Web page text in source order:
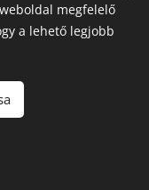
hazaköltözés?
megfelelő
a lehető legjobb